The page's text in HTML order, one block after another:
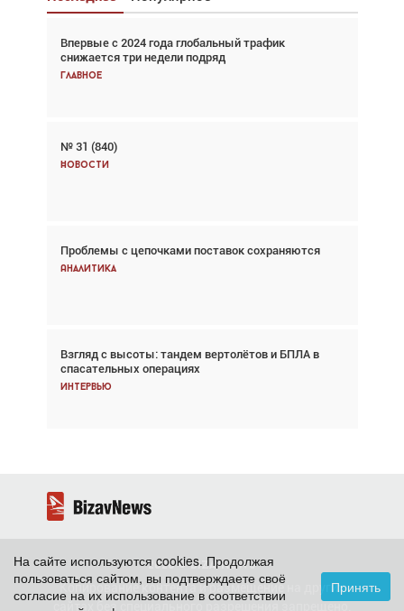
Впервые с 2024 года глобальный трафик
снижается три недели подряд
Главное
№ 31 (840)
Новости
Проблемы с цепочками поставок сохраняются
Аналитика
Взгляд с высоты: тандем вертолётов и БПЛА в
спасательных операциях
Интервью
Взгляд с высоты: тандем вертолётов и БПЛА в
спасательных операциях
Главное
Авиационный фотограф Дэйв Кох: «Фотография
говорит сама за себя... а ИИ всё портит»
Впервые с 2024 года глобальный трафик
снижается три недели подряд
Частный самолёт – это актив. Подходите к
покупке соответствующим образом
Интервью
2026 ©BizavNews
Копирование контента и размещение на других
сайтах без специального разрешения запрещено.
На сайте используются cookies. Продолжая
пользоваться сайтом, вы подтверждаете своё
согласие на их использование в соответствии
Принять